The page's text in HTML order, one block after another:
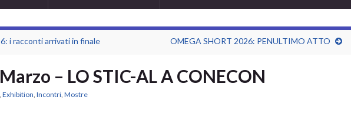
i racconti arrivati in finale OMEGA SHORT 2026: PENULTIMO ATTO
– LO STIC-AL A CONECON
, Exhibition, Incontri, Mostre